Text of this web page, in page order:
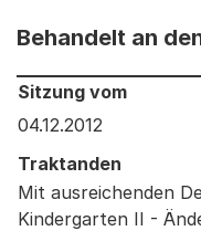
Behandelt an
Behandelt an den
Sitzung vom
04.12.2012
Traktanden
Mit ausreichenden
Kindergarten II -